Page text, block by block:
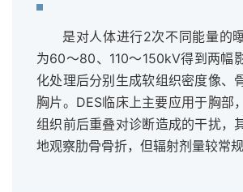
是对人体进行2次不同能量的
为60～80、110～150kV得到两幅
化处理后分别生成软组织密度像、
胸片。DES临床上主要应用于胸部
组织前后重叠对诊断造成的干扰，
地观察肋骨骨折，但辐射剂量较常规